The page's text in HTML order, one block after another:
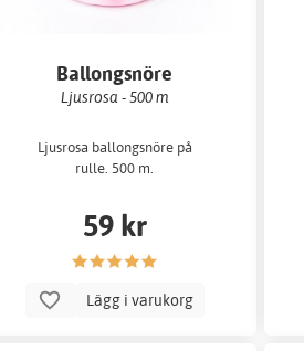
Ballongsnöre
Ljusrosa - 500 m
Ljusrosa ballongsnöre på
rulle. 500 m.
59 kr
Lägg i varukorg